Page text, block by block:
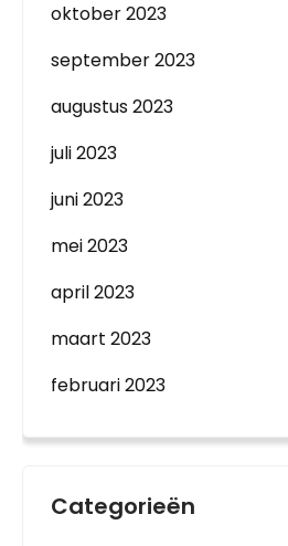
oktober 2023
september 2023
augustus 2023
juli 2023
juni 2023
mei 2023
april 2023
maart 2023
februari 2023
Categorieën